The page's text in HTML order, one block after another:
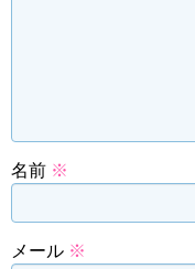
名前 ※
メール ※